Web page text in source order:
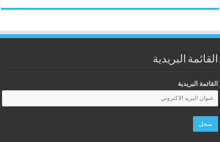
القائمة البريدية
القائمة البريدية